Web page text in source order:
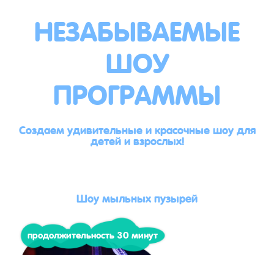
НЕЗАБЫВАЕМЫЕ
ШОУ
ПРОГРАММЫ
Создаем удивительные и красочные шоу для
детей и взрослых!
Шоу мыльных пузырей
продолжительность 30 минут